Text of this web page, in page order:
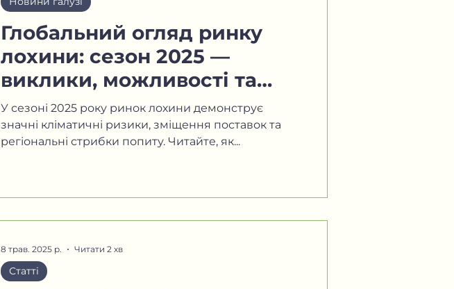
Глобальний огляд ринку
лохини: сезон 2025 —
виклики, можливості та
нові тренди
У сезоні 2025 року ринок лохини демонструє
значні кліматичні ризики, зміщення поставок та
регіональні стрибки попиту. Читайте, як...
Статті
8 трав. 2025 р. Читати 2 хв